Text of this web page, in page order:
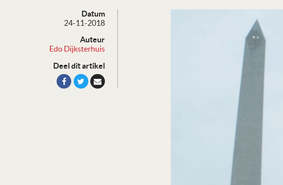
Datum
24-11-2018
Auteur
Edo Dijksterhuis
Deel dit artikel